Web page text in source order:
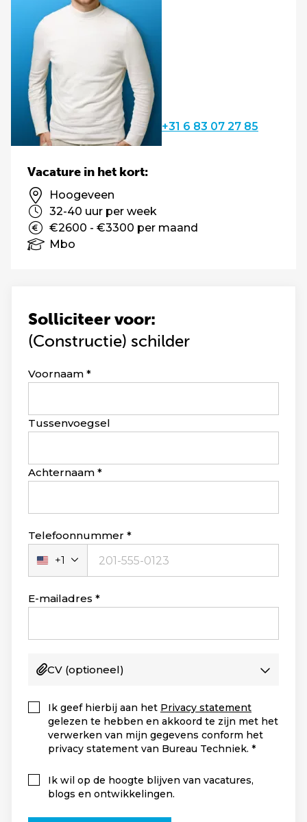
+31 6 83 07 27 85
Solliciteer voor:
(Constructie) schilder
Leave
blank
Voornaam
Tussenvoegsel
Achternaam
Telefoonnummer
Verenigde
Staten
+1
+1
E-mailadres
CV (optioneel)
Ik geef hierbij aan het Privacy statement
gelezen te hebben en akkoord te zijn met het
verwerken van mijn gegevens conform het
privacy statement van Bureau Techniek.
Ik wil op de hoogte blijven van vacatures,
blogs en ontwikkelingen.
Vacature in het kort:
Hoogeveen
32-40 uur per week
€2600 - €3300 per maand
Mbo